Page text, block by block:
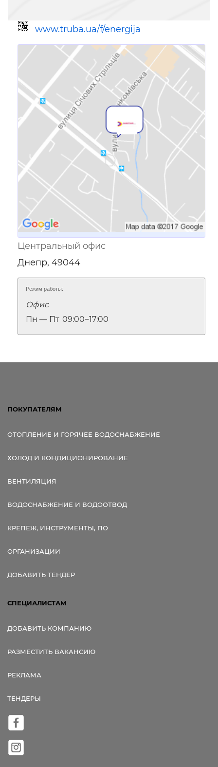
www.truba.ua/f/energija
Ссылка для мобильных устройств
Центральный офис
Днепр, 49044
Режим работы:
Офис
Пн — Пт 09:00‒17:00
ПОКУПАТЕЛЯМ
ОТОПЛЕНИЕ И ГОРЯЧЕЕ ВОДОСНАБЖЕНИЕ
ХОЛОД И КОНДИЦИОНИРОВАНИЕ
ВЕНТИЛЯЦИЯ
ВОДОСНАБЖЕНИЕ И ВОДООТВОД
КРЕПЕЖ, ИНСТРУМЕНТЫ, ПО
ОРГАНИЗАЦИИ
ДОБАВИТЬ ТЕНДЕР
СПЕЦИАЛИСТАМ
ДОБАВИТЬ КОМПАНИЮ
РАЗМЕСТИТЬ ВАКАНСИЮ
РЕКЛАМА
ТЕНДЕРЫ